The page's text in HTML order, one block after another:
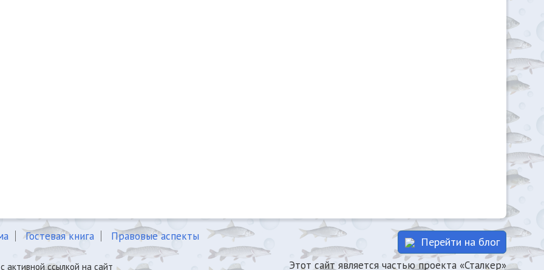
Гостевая книга Правовые аспекты
активной ссылкой на сайт
Перейти на блог
Этот сайт является частью проекта «Сталкер»